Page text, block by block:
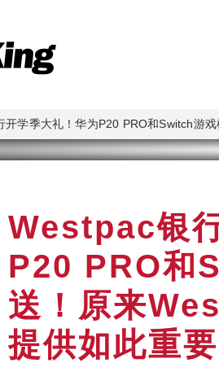
开学季大礼！华为P20 PRO和Switch游
Westpac银
P20 PRO和
送！原来
提供如此重